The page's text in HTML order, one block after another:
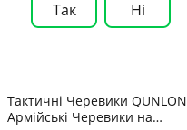
Так Ні
Тактичні Черевики QUNLON
Армійські Черевики на